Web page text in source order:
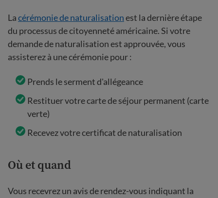
Lacérémonie de naturalisationest la dernière étape
du processus de citoyenneté américaine. Si votre
demande de naturalisation est approuvée, vous
assisterez à une cérémonie pour :
Prends le serment d'allégeance
Restituer votre carte de séjour permanent (carte
verte)
Recevez votre certificat de naturalisation
Où et quand
Vous recevrez un avis de rendez-vous indiquant la